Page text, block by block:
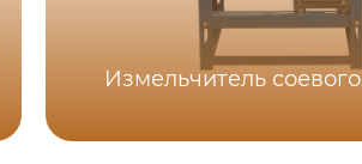
Измельчитель